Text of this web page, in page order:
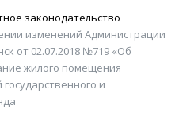
законодательство
изменений Администрации
от 02.07.2018 №719 «Об
жилого помещения
и